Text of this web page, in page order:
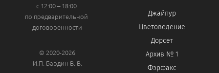
с 12:00 – 18:00
по предварительной
договоренности
© 2020-2026
И.П. Бардин В. В.
Джайпур
Цветоведение
Дорсет
Архив № 1
Фэрфакс